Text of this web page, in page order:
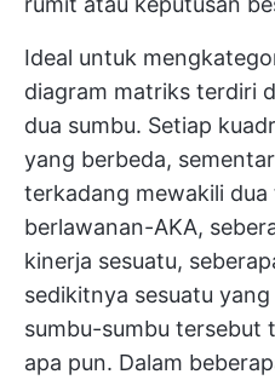
Ideal untuk
diagram matriks terdiri
dua sumbu. Setiap
yang berbeda,
terkadang mewakili
berlawanan-AKA,
kinerja sesuatu,
sedikitnya sesuatu
sumbu-sumbu tersebut
apa pun. Dalam